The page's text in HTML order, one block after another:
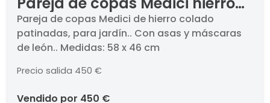
colado grandes
Pareja de copas Medici de hierro colado
patinadas, para jardín.. Con asas y máscaras
de león.. Medidas: 58 x 46 cm
Precio salida 450 €
vendido por 450 €